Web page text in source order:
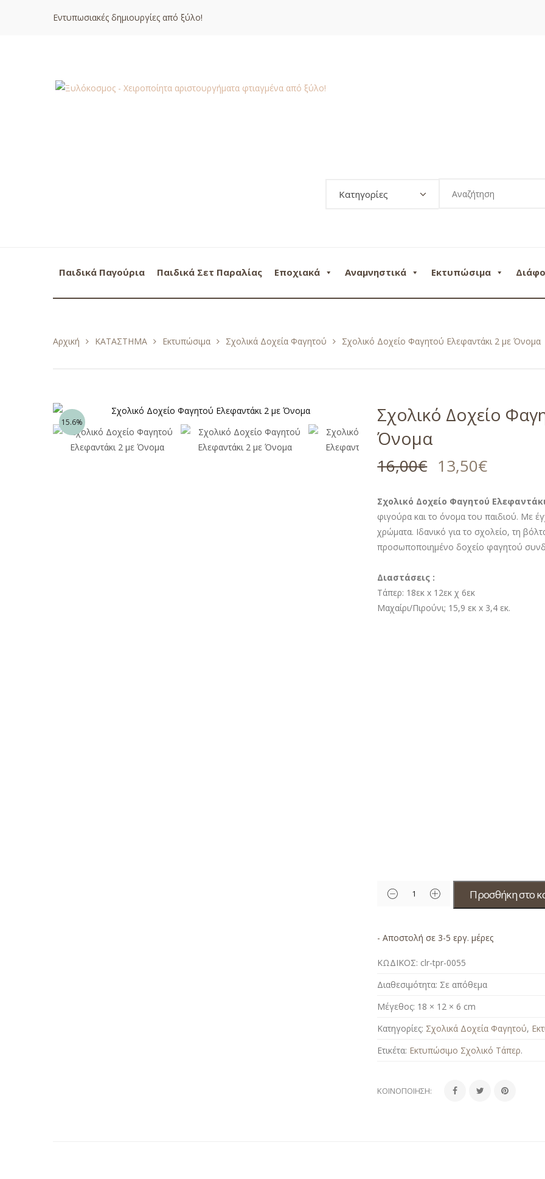
Εντυπωσιακές δημιουργίες από ξύλο!
Κατηγορίες
Παιδικά Παγούρια Παιδικά Σετ Παραλίας Εποχιακά Αναμνηστικά Εκτυπώσιμα
Αρχική ΚΑΤΑΣΤΗΜΑ Εκτυπώσιμα Σχολικά Δοχεία Φαγητού Σχολικό Δοχείο Φαγητού Ελεφαντάκι 2 με Όνομα
15.6%
Σχολικό Δοχείο
Όνομα
16,00€ 13,50€
Σχολικό Δοχείο Φαγητού
φιγούρα και το όνομα του παιδιού. Με
χρώματα. Ιδανικό για το σχολείο, τη
προσωποποιημένο δοχείο φαγητού
Διαστάσεις :
Τάπερ: 18εκ x 12εκ χ 6εκ
Μαχαίρι/Πιρούνι; 15,9 εκ x 3,4 εκ.
Προσθήκη στο
- Αποστολή σε 3-5 εργ. μέρες
ΚΩΔΙΚΟΣ: clr-tpr-0055
Διαθεσιμότητα: Σε απόθεμα
Μέγεθος: 18 × 12 × 6 cm
Κατηγορίες: Σχολικά Δοχεία Φαγητού,
Ετικέτα: Εκτυπώσιμο Σχολικό Τάπερ.
ΚΟΙΝΟΠΟΊΗΣΗ: